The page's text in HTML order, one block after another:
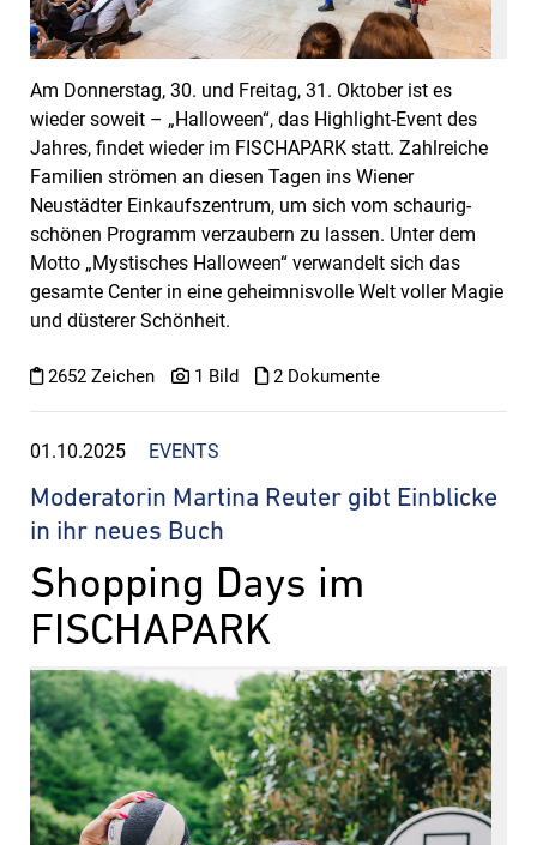
Am Donnerstag, 30. und Freitag, 31. Oktober ist es
wieder soweit – „Halloween“, das Highlight-Event des
Jahres, findet wieder im FISCHAPARK statt. Zahlreiche
Familien strömen an diesen Tagen ins Wiener
Neustädter Einkaufszentrum, um sich vom schaurig-
schönen Programm verzaubern zu lassen. Unter dem
Motto „Mystisches Halloween“ verwandelt sich das
gesamte Center in eine geheimnisvolle Welt voller Magie
und düsterer Schönheit.
2652 Zeichen 1 Bild 2 Dokumente
01.10.2025 EVENTS
Moderatorin Martina Reuter gibt Einblicke
in ihr neues Buch
Shopping Days im
FISCHAPARK